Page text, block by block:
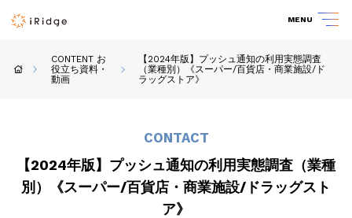
MENU
CONTENT お
役立ち資料・
動画
【2024年版】プッシュ通知の利用実態調査
（業種別）《スーパー/百貨店・商業施設/ド
ラッグストア》
CONTACT
【2024年版】プッシュ通知の利用実態調査（業種
別）《スーパー/百貨店・商業施設/ドラッグスト
ア》